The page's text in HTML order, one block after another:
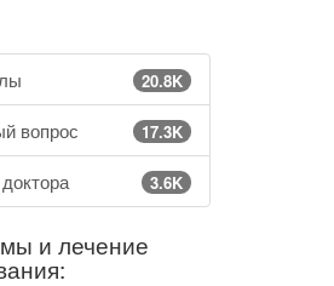
20.8K
вопрос 17.3K
3.6K
и лечение